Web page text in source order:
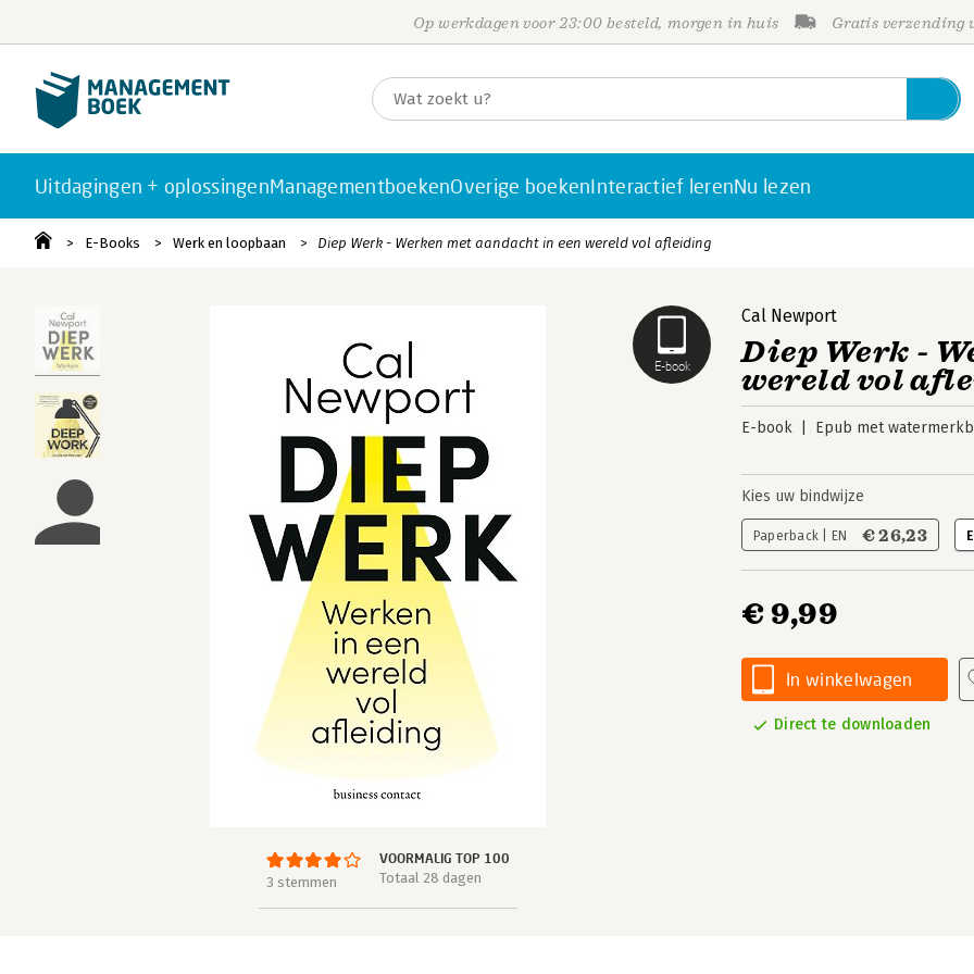
Op werkdagen voor 23:00 besteld, morgen in huis Gratis verzending
Uitdagingen + oplossingenManagementboekenOverige boekenInteractief lerenNu lezen
E-Books Werk en loopbaan Diep Werk - Werken met aandacht in een wereld vol afleiding
E-book
3 stemmen
VOORMALIG TOP 100
Totaal 28 dagen
Cal Newport
Diep Werk -
wereld vol
E-book Epub met
Kies uw bindwijze
Paperback | EN € 26,23
€ 9,99
In winkelwagen
Direct te downloaden